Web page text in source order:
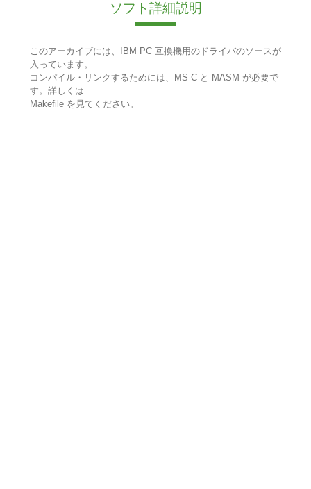
ソフト詳細説明
このアーカイブには、IBM PC 互換機用のドライバのソースが
入っています。
コンパイル・リンクするためには、MS-C と MASM が必要で
す。詳しくは
Makefile を見てください。